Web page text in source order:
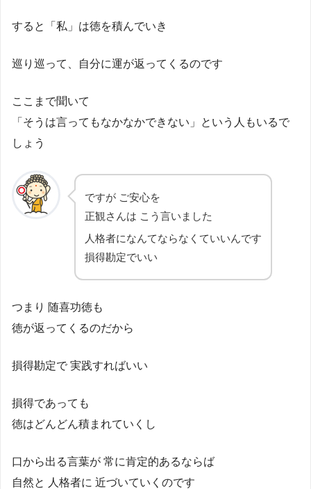
すると「私」は徳を積んでいき
巡り巡って、自分に運が返ってくるのです
ここまで聞いて
「そうは言ってもなかなかできない」という人もいるで
しょう
ですが ご安心を
正観さんは こう言いました
人格者になんてならなくていいんです
損得勘定でいい
つまり 随喜功徳も
徳が返ってくるのだから
損得勘定で 実践すればいい
損得であっても
徳はどんどん積まれていくし
口から出る言葉が 常に肯定的あるならば
自然と 人格者に 近づいていくのです